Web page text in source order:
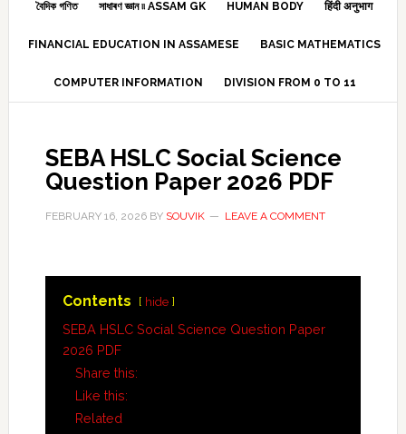
বৈদিক গণিত সাধাৰণ জ্ঞান ৷৷ ASSAM GK HUMAN BODY हिंदी अनुभाग
FINANCIAL EDUCATION IN ASSAMESE BASIC MATHEMATICS
COMPUTER INFORMATION DIVISION FROM 0 TO 11
SEBA HSLC Social Science
Question Paper 2026 PDF
FEBRUARY 16, 2026BY SOUVIK LEAVE A COMMENT
Contents hide
SEBA HSLC Social Science Question Paper
2026 PDF
Share this:
Like this:
Related